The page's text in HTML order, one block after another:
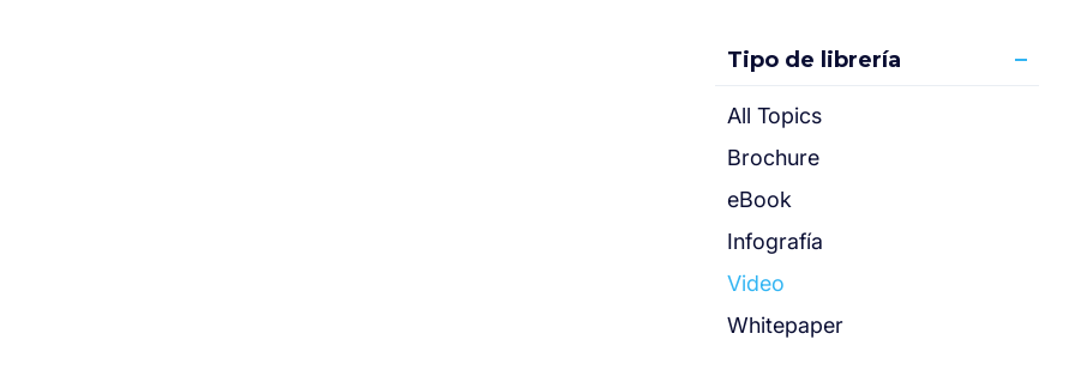
Tipo de librería
All Topics
Brochure
eBook
Infografía
Video
Whitepaper